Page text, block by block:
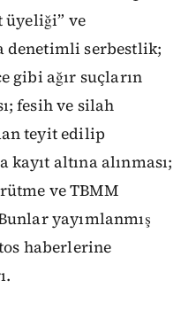
üyeliği” ve
denetimli serbestlik;
gibi ağır suçların
fesih ve silah
teyit edilip
altına alınması;
ve TBMM
yayımlanmış
haberlerine